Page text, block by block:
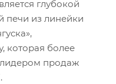
глубокой
печи из линейки
которая более
продаж